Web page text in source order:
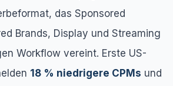
das Sponsored
Brands, Display und Streaming
Workflow vereint. Erste US-
18 % niedrigere CPMs und